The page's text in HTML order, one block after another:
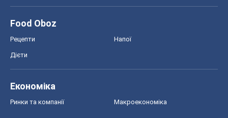
Food Oboz
Рецепти Напої
Дієти
Економіка
Ринки та компанії Макроекономіка